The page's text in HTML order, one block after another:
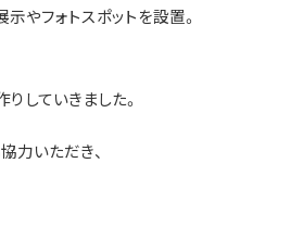
やフォトスポットを設置。
していきました。
力いただき、